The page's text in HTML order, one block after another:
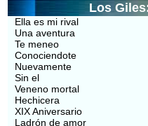
Los
Ella es mi rival
Una aventura
Te meneo
Conociendote
Nuevamente
Sin el
Veneno mortal
Hechicera
XIX Aniversario
Ladrón de amor